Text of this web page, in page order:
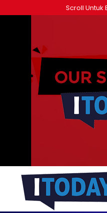
ke
Scroll Untuk